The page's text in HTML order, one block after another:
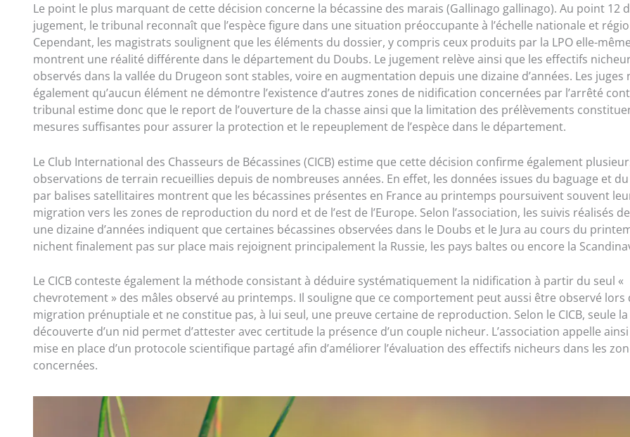
Le point le plus marquant de cette décision concerne la bécassine des marais (Gallinago gallinago). Au point 12
jugement, le tribunal reconnaît que l’espèce figure dans une situation préoccupante à l’échelle nationale et
Cependant, les magistrats soulignent que les éléments du dossier, y compris ceux produits par la LPO elle-
montrent une réalité différente dans le département du Doubs. Le jugement relève ainsi que les effectifs
observés dans la vallée du Drugeon sont stables, voire en augmentation depuis une dizaine d’années. Les juges
également qu’aucun élément ne démontre l’existence d’autres zones de nidification concernées par l’arrêté
tribunal estime donc que le report de l’ouverture de la chasse ainsi que la limitation des prélèvements
mesures suffisantes pour assurer la protection et le repeuplement de l’espèce dans le département.
Le Club International des Chasseurs de Bécassines (CICB) estime que cette décision confirme également
observations de terrain recueillies depuis de nombreuses années. En effet, les données issues du baguage et
par balises satellitaires montrent que les bécassines présentes en France au printemps poursuivent souvent
migration vers les zones de reproduction du nord et de l’est de l’Europe. Selon l’association, les suivis réalisés
une dizaine d’années indiquent que certaines bécassines observées dans le Doubs et le Jura au cours du
nichent finalement pas sur place mais rejoignent principalement la Russie, les pays baltes ou encore la
Le CICB conteste également la méthode consistant à déduire systématiquement la nidification à partir du seul «
chevrotement » des mâles observé au printemps. Il souligne que ce comportement peut aussi être observé lors
migration prénuptiale et ne constitue pas, à lui seul, une preuve certaine de reproduction. Selon le CICB, seule la
découverte d’un nid permet d’attester avec certitude la présence d’un couple nicheur. L’association appelle
mise en place d’un protocole scientifique partagé afin d’améliorer l’évaluation des effectifs nicheurs dans les
concernées.